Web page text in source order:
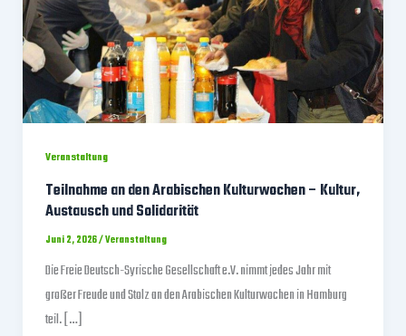
Veranstaltung
Teilnahme an den Arabischen Kulturwochen – Kultur,
Austausch und Solidarität
Juni 2, 2026/Veranstaltung
Die Freie Deutsch-Syrische Gesellschaft e.V. nimmt jedes Jahr mit
großer Freude und Stolz an den Arabischen Kulturwochen in Hamburg
teil. […]